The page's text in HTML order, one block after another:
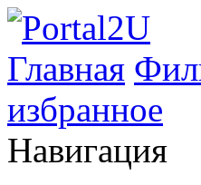
Главная
избранное
Навигация